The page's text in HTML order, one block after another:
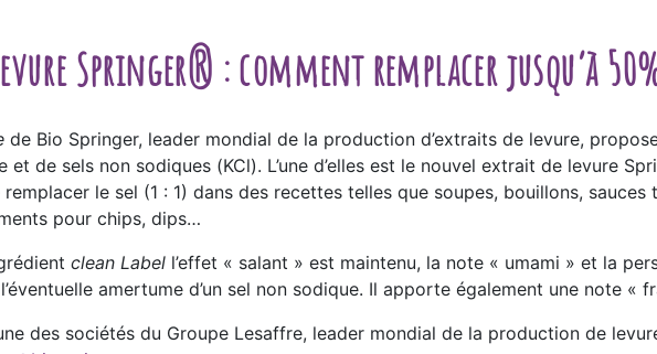
Springer® : comment remplacer jusqu’à
de Bio Springer, leader mondial de la production d’extraits de levure,
et de sels non sodiques (KCl). L’une d’elles est le nouvel extrait de levure
le sel (1 : 1) dans des recettes telles que soupes, bouillons, sauces
pour chips, dips…
clean Label l’effet « salant » est maintenu, la note « umami » et la
amertume d’un sel non sodique. Il apporte également une note «
des sociétés du Groupe Lesaffre, leader mondial de la production de